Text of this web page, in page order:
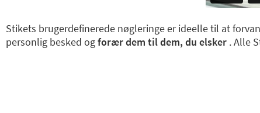
Stikets brugerdefinerede nøgleringe er ideelle til at
personlig besked ogforær dem til dem, du elsker . Alle